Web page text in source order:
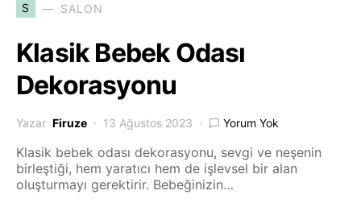
S SALON
Klasik Bebek Odası
Dekorasyonu
Yazar Firuze 13 Ağustos 2023 Yorum Yok
Klasik bebek odası dekorasyonu, sevgi ve neşenin
birleştiği, hem yaratıcı hem de işlevsel bir alan
oluşturmayı gerektirir. Bebeğinizin…